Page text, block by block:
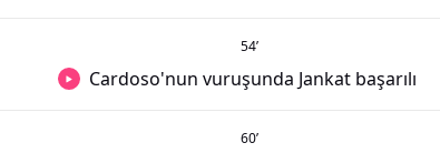
54’
Cardoso'nun vuruşunda Jankat başarılı
60’